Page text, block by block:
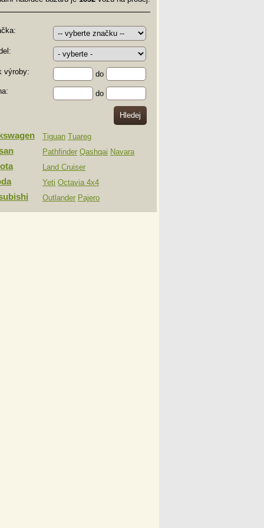
výroby:
do
do
Tiguan Tuareg
Pathfinder Qashqai Navara
Land Cruiser
Yeti Octavia 4x4
Outlander Pajero